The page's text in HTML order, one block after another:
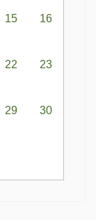
15 16
22 23
29 30